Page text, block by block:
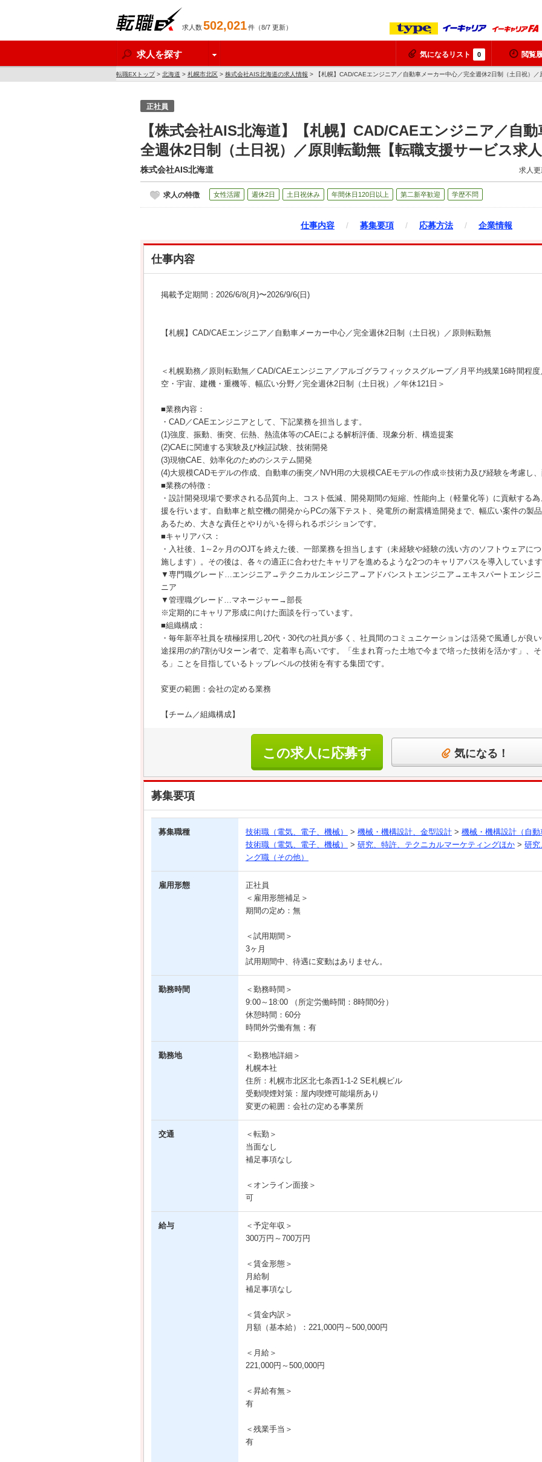
求人数502,021件（8/7 更新）
求人を探す 気になるリスト 0 閲覧
転職EXトップ> 北海道 > 札幌市北区 > 株式会社AIS北海道の求人情報 > 【札幌】CAD/CAEエンジニア／自動車メーカー中心／完全週休2日制（土日祝）／
正社員
【株式会社AIS北海道】【札幌】CAD/CAEエンジニア／自
全週休2日制（土日祝）／原則転勤無【転職支援サービス求人
株式会社AIS北海道 求人
求人の特徴 女性活躍 週休2日 土日祝休み 年間休日120日以上 第二新卒歓迎 学歴不問
仕事内容 / 募集要項 / 応募方法 / 企業情報
仕事内容
掲載予定期間：2026/6/8(月)〜2026/9/6(日)
【札幌】CAD/CAEエンジニア／自動車メーカー中心／完全週休2日制（土日祝）／原則転勤無
＜札幌勤務／原則転勤無／CAD/CAEエンジニア／アルゴグラフィックスグループ／月平均残業16時間程
空・宇宙、建機・重機等、幅広い分野／完全週休2日制（土日祝）／年休121日＞
■業務内容：
・CAD／CAEエンジニアとして、下記業務を担当します。
(1)強度、振動、衝突、伝熱、熱流体等のCAEによる解析評価、現象分析、構造提案
(2)CAEに関連する実験及び検証試験、技術開発
(3)現物CAE、効率化のためのシステム開発
(4)大規模CADモデルの作成、自動車の衝突／NVH用の大規模CAEモデルの作成※技術力及び経験を考慮し、
■業務の特徴：
・設計開発現場で要求される品質向上、コスト低減、開発期間の短縮、性能向上（軽量化等）に貢献する
援を行います。自動車と航空機の開発からPCの落下テスト、発電所の耐震構造開発まで、幅広い案件の製
あるため、大きな責任とやりがいを得られるポジションです。
■キャリアパス：
・入社後、1～2ヶ月のOJTを終えた後、一部業務を担当します（未経験や経験の浅い方のソフトウェアに
施します）。その後は、各々の適正に合わせたキャリアを進めるような2つのキャリアパスを導入しています
▼専門職グレード…エンジニア→テクニカルエンジニア→アドバンストエンジニア→エキスパートエンジ
ニア
▼管理職グレード…マネージャー→部長
※定期的にキャリア形成に向けた面談を行っています。
■組織構成：
・毎年新卒社員を積極採用し20代・30代の社員が多く、社員間のコミュニケーションは活発で風通しが良
途採用の約7割がUターン者で、定着率も高いです。「生まれ育った土地で今まで培った技術を活かす」、
る」ことを目指しているトップレベルの技術を有する集団です。
変更の範囲：会社の定める業務
【チーム／組織構成】
この求人に応募す
る
気になる！
募集要項
募集職種 技術職（電気、電子、機械） > 機械・機構設計、金型設計 > 機械・機構設計（自動
技術職（電気、電子、機械）
> 研究、特許、テクニカルマーケティングほか > 研究
ング職（その他）
雇用形態
正社員
＜雇用形態補足＞
期間の定め：無
＜試用期間＞
3ヶ月
試用期間中、待遇に変動はありません。
勤務時間
＜勤務時間＞
9:00～18:00 （所定労働時間：8時間0分）
休憩時間：60分
時間外労働有無：有
勤務地
＜勤務地詳細＞
札幌本社
住所：札幌市北区北七条西1-1-2 SE札幌ビル
受動喫煙対策：屋内喫煙可能場所あり
変更の範囲：会社の定める事業所
交通
＜転勤＞
当面なし
補足事項なし
＜オンライン面接＞
可
給与
＜予定年収＞
300万円～700万円
＜賃金形態＞
月給制
補足事項なし
＜賃金内訳＞
月額（基本給）：221,000円～500,000円
＜月給＞
221,000円～500,000円
＜昇給有無＞
有
＜残業手当＞
有